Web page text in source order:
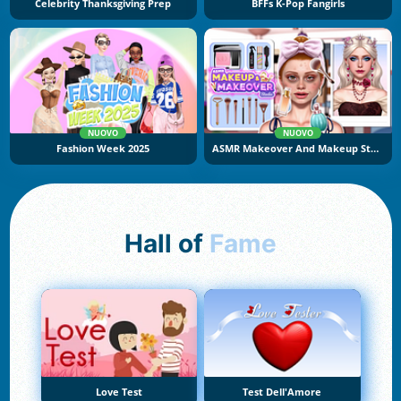
Celebrity Thanksgiving Prep BFFs K-Pop Fangirls
NUOVO
Fashion Week 2025
NUOVO
ASMR Makeover And Makeup Studio
Hall of Fame
Love Test Test Dell'Amore